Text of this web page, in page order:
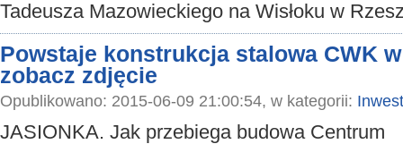
Tadeusza Mazowieckiego na Wisłoku w
Powstaje konstrukcja stalowa CWK
zobacz zdjęcie
Opublikowano: 2015-06-09 21:00:54, w kategorii:
JASIONKA. Jak przebiega budowa Centrum